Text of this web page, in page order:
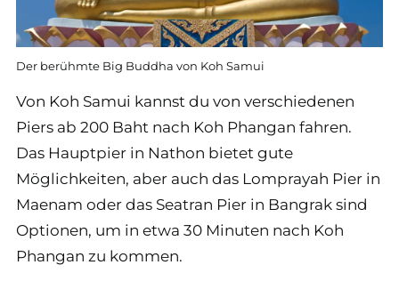
Der berühmte Big Buddha von Koh Samui
Von Koh Samui kannst du von verschiedenen
Piers ab 200 Baht nach Koh Phangan fahren.
Das Hauptpier in Nathon bietet gute
Möglichkeiten, aber auch das Lomprayah Pier in
Maenam oder das Seatran Pier in Bangrak sind
Optionen, um in etwa 30 Minuten nach Koh
Phangan zu kommen.